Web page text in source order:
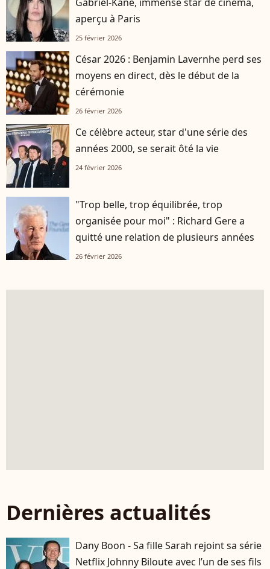
aperçu à Paris
25 février 2026
César 2026 : Benjamin Lavernhe perd ses
moyens en direct, dès le début de la
cérémonie
26 février 2026
Ce célèbre acteur, star d'une série des
années 2000, se serait ôté la vie
24 février 2026
"Trop belle, trop équilibrée, trop
organisée pour moi" : Richard Gere a
quitté une relation de plusieurs années
26 février 2026
Dernières actualités
Dany Boon - Sa fille Sarah rejoint sa série
Netflix Johnny Biloute avec l’un de ses fils